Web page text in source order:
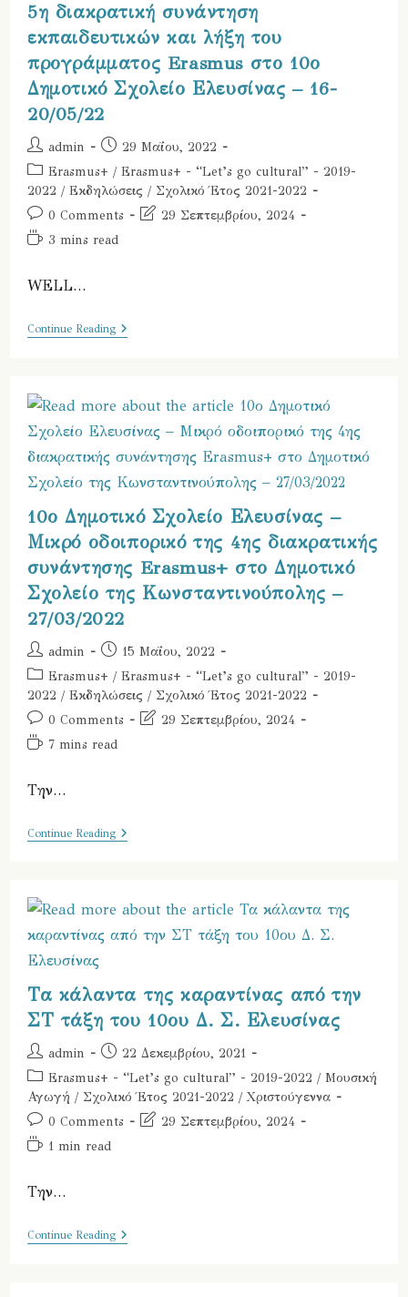
5η διακρατική συνάντηση
εκπαιδευτικών και λήξη του
προγράμματος Erasmus στο 10ο
Δημοτικό Σχολείο Ελευσίνας – 16-
20/05/22
Post
author:
admin
Post
published:
29 Μαΐου, 2022
Post
category:
Erasmus+ / Erasmus+ - “Let’s go cultural” - 2019-
2022 / Εκδηλώσεις / Σχολικό Έτος 2021-2022
Post
comments:
0 Comments
Post29 Σεπτεμβρίου, 2024
Reading3 mins read
WELL…
Continue Reading5η
Διακρατική
Λήξη
Του
Προγράμματος
Erasmus
Στο
10ο
Δημοτικό
Ελευσίνας
16-
20/05/22
10ο Δημοτικό Σχολείο Ελευσίνας –
Μικρό οδοιπορικό της 4ης διακρατικής
συνάντησης Erasmus+ στο Δημοτικό
Σχολείο της Κωνσταντινούπολης –
27/03/2022
Post
author:
admin
Post
published:
15 Μαΐου, 2022
Post
category:
Erasmus+ / Erasmus+ - “Let’s go cultural” - 2019-
2022 / Εκδηλώσεις / Σχολικό Έτος 2021-2022
Post
comments:
0 Comments
Post29 Σεπτεμβρίου, 2024
Reading7 mins read
Την…
Continue Reading10ο
Μικρό
Της
Erasmus+
Δημοτικό
Της
–
27/03/2022
Τα κάλαντα της καραντίνας από την
ΣΤ τάξη του 10ου Δ. Σ. Ελευσίνας
Post
author:
admin
Post
published:
22 Δεκεμβρίου, 2021
Post
category:
Erasmus+ - “Let’s go cultural” - 2019-2022 / Μουσική
Αγωγή / Σχολικό Έτος 2021-2022 / Χριστούγεννα
Post
comments:
0 Comments
Post29 Σεπτεμβρίου, 2024
Reading1 min read
Την…
Continue ReadingΤα
Κάλαντα